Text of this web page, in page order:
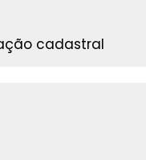
cadastral